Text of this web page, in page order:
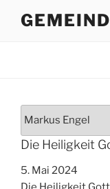
Inhalt
Die Heiligkeit
5. Mai 2024